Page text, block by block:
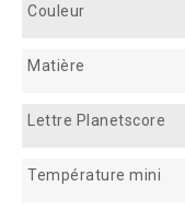
Couleur
Matière
Lettre Planetscore
Température mini